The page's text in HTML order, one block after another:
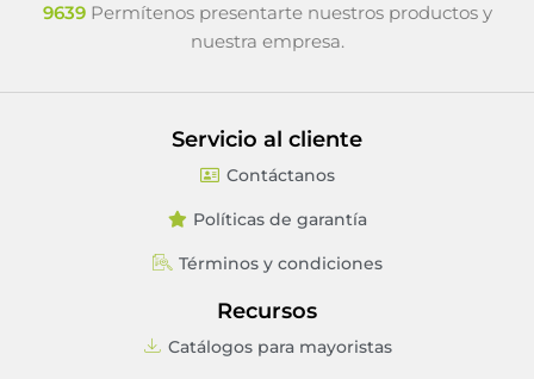
9639Permítenos presentarte nuestros productos y
nuestra empresa.
Servicio al cliente
Contáctanos
Políticas de garantía
Términos y condiciones
Recursos
Catálogos para mayoristas